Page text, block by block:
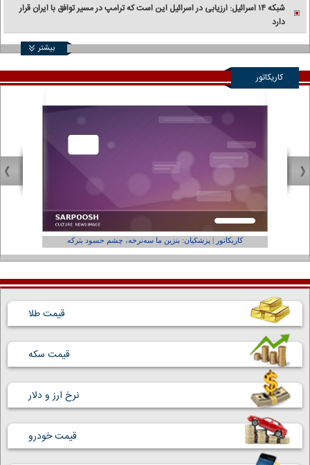
شبکه ۱۴ اسرائیل: ارزیابی در اسرائیل این است که ترامپ در مسیر توافق با ایران قرار
دارد
بیشتر
کاریکاتور
کاریکاتور | پزشکیان: بنزین ما سه‌نرخه، چشم حسود بترکه
قیمت طلا
قیمت سکه
نرخ ارز و دلار
قیمت خودرو